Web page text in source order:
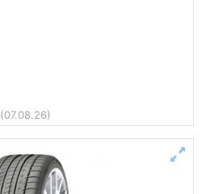
(07.08.26)